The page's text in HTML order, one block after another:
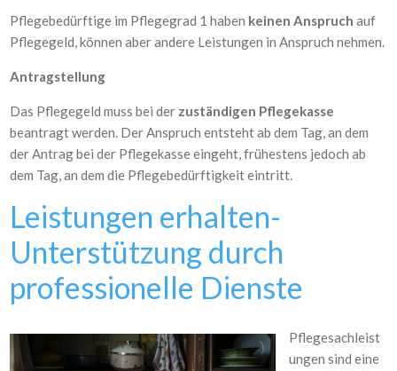
Pflegebedürftige im Pflegegrad 1 haben keinen Anspruch auf
Pflegegeld, können aber andere Leistungen in Anspruch nehmen.
Antragstellung
Das Pflegegeld muss bei der zuständigen Pflegekasse
beantragt werden. Der Anspruch entsteht ab dem Tag, an dem
der Antrag bei der Pflegekasse eingeht, frühestens jedoch ab
dem Tag, an dem die Pflegebedürftigkeit eintritt.
Leistungen erhalten-
Unterstützung durch
professionelle Dienste
Pflegesachleist
ungen sind eine